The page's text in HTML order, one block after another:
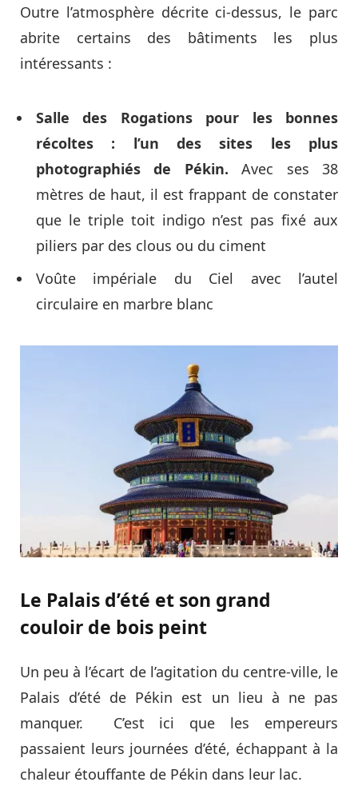
Outre l’atmosphère décrite ci-dessus, le parc
abrite certains des bâtiments les plus
intéressants :
Salle des Rogations pour les bonnes
récoltes : l’un des sites les plus
photographiés de Pékin. Avec ses 38
mètres de haut, il est frappant de constater
que le triple toit indigo n’est pas fixé aux
piliers par des clous ou du ciment
Voûte impériale du Ciel avec l’autel
circulaire en marbre blanc
Le Palais d’été et son grand
couloir de bois peint
Un peu à l’écart de l’agitation du centre-ville, le
Palais d’été de Pékin est un lieu à ne pas
manquer. C’est ici que les empereurs
passaient leurs journées d’été, échappant à la
chaleur étouffante de Pékin dans leur lac.